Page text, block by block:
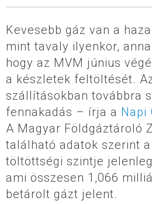
Kevesebb gáz van a
mint tavaly ilyenkor,
hogy az MVM június
a készletek feltöltését.
szállításokban továbbra
fennakadás – írja a Napi
A Magyar Földgáztároló
található adatok szerint
töltöttségi szintje
ami összesen 1,066
betárolt gázt jelent.